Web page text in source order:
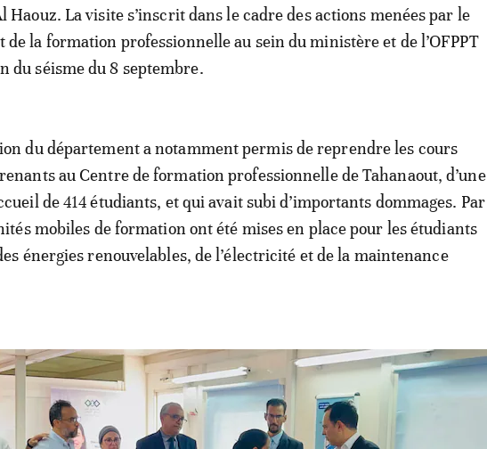
Haouz. La visite s’inscrit dans le cadre des actions menées par le
de la formation professionnelle au sein du ministère et de l’OFPPT
du séisme du 8 septembre.
du département a notamment permis de reprendre les cours
au Centre de formation professionnelle de Tahanaout, d’une
de 414 étudiants, et qui avait subi d’importants dommages. Par
mobiles de formation ont été mises en place pour les étudiants
énergies renouvelables, de l’électricité et de la maintenance